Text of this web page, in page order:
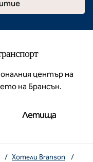
център на
на Брансън.
Летища
/ Хотели Branson
/